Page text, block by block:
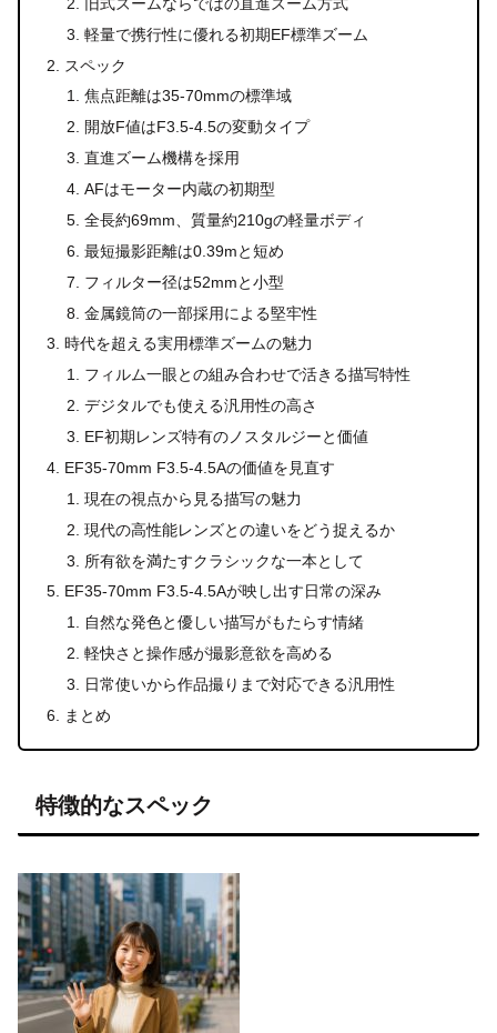
軽量で携行性に優れる初期EF標準ズーム
スペック
焦点距離は35-70mmの標準域
開放F値はF3.5-4.5の変動タイプ
直進ズーム機構を採用
AFはモーター内蔵の初期型
全長約69mm、質量約210gの軽量ボディ
最短撮影距離は0.39mと短め
フィルター径は52mmと小型
金属鏡筒の一部採用による堅牢性
時代を超える実用標準ズームの魅力
フィルム一眼との組み合わせで活きる描写特性
デジタルでも使える汎用性の高さ
EF初期レンズ特有のノスタルジーと価値
EF35-70mm F3.5-4.5Aの価値を見直す
現在の視点から見る描写の魅力
現代の高性能レンズとの違いをどう捉えるか
所有欲を満たすクラシックな一本として
EF35-70mm F3.5-4.5Aが映し出す日常の深み
自然な発色と優しい描写がもたらす情緒
軽快さと操作感が撮影意欲を高める
日常使いから作品撮りまで対応できる汎用性
まとめ
特徴的なスペック